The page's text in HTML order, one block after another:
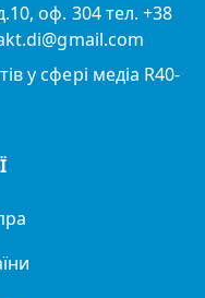
оф. 304 тел. +38
у сфері медіа R40-